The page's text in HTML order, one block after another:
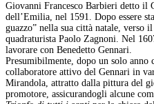
Giovanni Francesco Barbieri detto il
dell’Emilia, nel 1591. Dopo essere
guazzo” nella sua città natale, verso
quadraturista Paolo Zagnoni. Nel
lavorare con Benedetto Gennari.
Presumibilmente, dopo un solo anno
collaboratore attivo del Gennari in
Mirandola, attratto dalla pittura del
promotore, assicurandogli alcune